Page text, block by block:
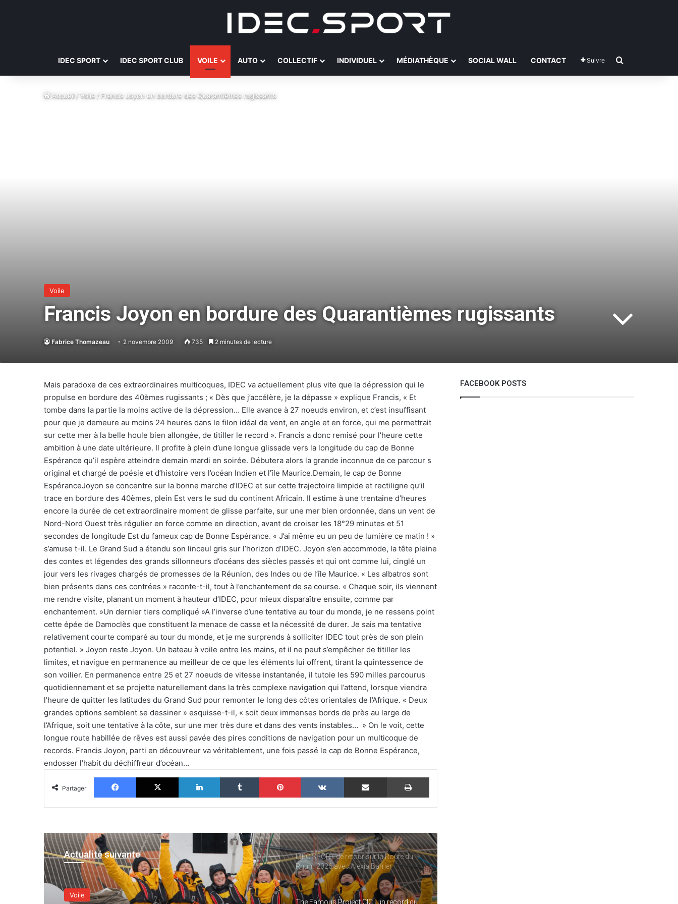
IDEC SPORT IDEC SPORT CLUB VOILE AUTO COLLECTIF INDIVIDUEL MÉDIATHÈQUE SOCIAL WALL CONTACT Suivre
Accueil /Voile/Francis Joyon en bordure des Quarantièmes rugissants
Voile
Francis Joyon en bordure des Quarantièmes rugissants
Fabrice Thomazeau 2 novembre 2009 735 2 minutes de lecture
Mais paradoxe de ces extraordinaires multicoques, IDEC va actuellement plus vite que la dépression qui le
propulse en bordure des 40èmes rugissants ; « Dès que j’accélère, je la dépasse » explique Francis, « Et
tombe dans la partie la moins active de la dépression… Elle avance à 27 noeuds environ, et c’est insuffisant
pour que je demeure au moins 24 heures dans le filon idéal de vent, en angle et en force, qui me permettrait
sur cette mer à la belle houle bien allongée, de titiller le record ». Francis a donc remisé pour l’heure cette
ambition à une date ultérieure. Il profite à plein d’une longue glissade vers la longitude du cap de Bonne
Espérance qu’il espère atteindre demain mardi en soirée. Débutera alors la grande inconnue de ce parcour s
original et chargé de poésie et d’histoire vers l’océan Indien et l’île Maurice.Demain, le cap de Bonne
EspéranceJoyon se concentre sur la bonne marche d’IDEC et sur cette trajectoire limpide et rectiligne qu’il
trace en bordure des 40èmes, plein Est vers le sud du continent Africain. Il estime à une trentaine d’heures
encore la durée de cet extraordinaire moment de glisse parfaite, sur une mer bien ordonnée, dans un vent de
Nord-Nord Ouest très régulier en force comme en direction, avant de croiser les 18°29 minutes et 51
secondes de longitude Est du fameux cap de Bonne Espérance. « J’ai même eu un peu de lumière ce matin ! »
s’amuse t-il. Le Grand Sud a étendu son linceul gris sur l’horizon d’IDEC. Joyon s’en accommode, la tête pleine
des contes et légendes des grands sillonneurs d’océans des siècles passés et qui ont comme lui, cinglé un
jour vers les rivages chargés de promesses de la Réunion, des Indes ou de l’île Maurice. « Les albatros sont
bien présents dans ces contrées » raconte-t-il, tout à l’enchantement de sa course. « Chaque soir, ils viennent
me rendre visite, planant un moment à hauteur d’IDEC, pour mieux disparaître ensuite, comme par
enchantement. »Un dernier tiers compliqué »A l’inverse d’une tentative au tour du monde, je ne ressens point
cette épée de Damoclès que constituent la menace de casse et la nécessité de durer. Je sais ma tentative
relativement courte comparé au tour du monde, et je me surprends à solliciter IDEC tout près de son plein
potentiel. » Joyon reste Joyon. Un bateau à voile entre les mains, et il ne peut s’empêcher de titiller les
limites, et navigue en permanence au meilleur de ce que les éléments lui offrent, tirant la quintessence de
son voilier. En permanence entre 25 et 27 noeuds de vitesse instantanée, il tutoie les 590 milles parcourus
quotidiennement et se projette naturellement dans la très complexe navigation qui l’attend, lorsque viendra
l’heure de quitter les latitudes du Grand Sud pour remonter le long des côtes orientales de l’Afrique. « Deux
grandes options semblent se dessiner » esquisse-t-il, « soit deux immenses bords de près au large de
l’Afrique, soit une tentative à la côte, sur une mer très dure et dans des vents instables… » On le voit, cette
longue route habillée de rêves est aussi pavée des pires conditions de navigation pour un multicoque de
records. Francis Joyon, parti en découvreur va véritablement, une fois passé le cap de Bonne Espérance,
endosser l’habit du déchiffreur d’océan…
Partager
Facebook X Linkedin Tumblr Pinterest VKontakte Partager par email Imprimer
Actualité suivante
Voile
The Famous Project CIC : un record du
monde homologué, une aventure
collective soutenue par IDEC SPORT
THE FAMOUS PROJECT CIC – Et si on
se refaisait l’histoire de cette
performance historique !
THE FAMOUS PROJECT CIC – ELLES
L’ONT FAIT ET CA… CE N’EST PAS RIEN !
L’HISTOIRE
IDEC SPORT de retour sur la Route du
Rhum 2026 avec Alexia Barrier
The Famous Project CIC : un record du
FACEBOOK POSTS